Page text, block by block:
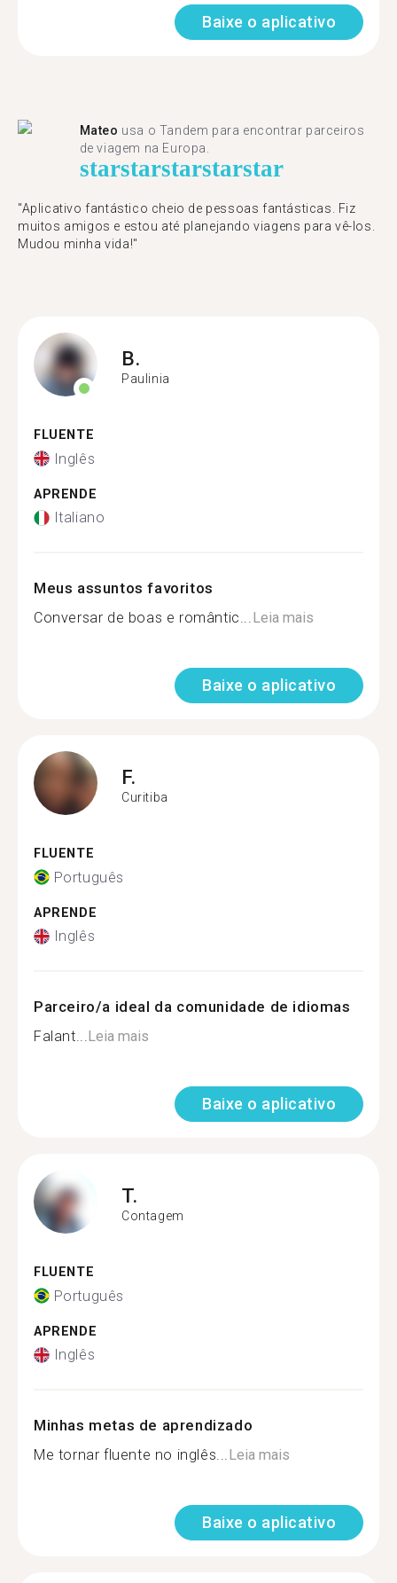
Baixe o aplicativo
Mateo usa o Tandem para encontrar parceiros
de viagem na Europa.
starstarstarstarstar
"Aplicativo fantástico cheio de pessoas fantásticas. Fiz
muitos amigos e estou até planejando viagens para vê-los.
Mudou minha vida!"
B.
Paulinia
FLUENTE
Inglês
APRENDE
Italiano
Meus assuntos favoritos
Conversar de boas e romântic...Leia mais
Baixe o aplicativo
F.
Curitiba
FLUENTE
Português
APRENDE
Inglês
Parceiro/a ideal da comunidade de idiomas
Falant...Leia mais
Baixe o aplicativo
T.
Contagem
FLUENTE
Português
APRENDE
Inglês
Minhas metas de aprendizado
Me tornar fluente no inglês...Leia mais
Baixe o aplicativo